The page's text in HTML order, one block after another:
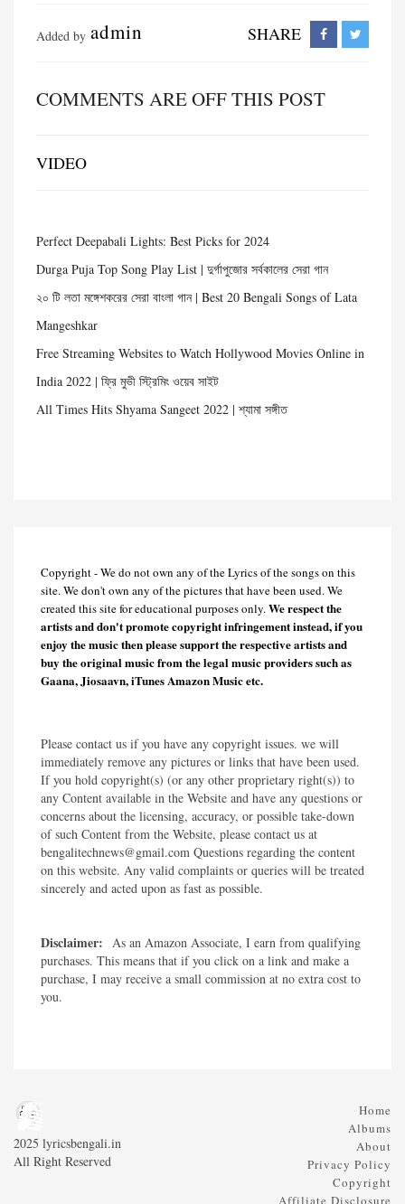
Added by admin SHARE
COMMENTS ARE OFF THIS POST
VIDEO
Perfect Deepabali Lights: Best Picks for 2024
Durga Puja Top Song Play List | দুর্গাপুজোর সর্বকালের সেরা গান
২০ টি লতা মঙ্গেশকরের সেরা বাংলা গান | Best 20 Bengali Songs of Lata
Mangeshkar
Free Streaming Websites to Watch Hollywood Movies Online in
India 2022 | ফ্রি মুভী স্ট্রিমিং ওয়েব সাইট
All Times Hits Shyama Sangeet 2022 | শ্যামা সঙ্গীত
Copyright - We do not own any of the Lyrics of the songs on this
site. We don't own any of the pictures that have been used. We
created this site for educational purposes only.We respect the
artists and don't promote copyright infringement instead, if you
enjoy the music then please support the respective artists and
buy the original music from the legal music providers such as
Gaana, Jiosaavn, iTunes Amazon Music etc.
Please contact us if you have any copyright issues. we will
immediately remove any pictures or links that have been used.
If you hold copyright(s) (or any other proprietary right(s)) to
any Content available in the Website and have any questions or
concerns about the licensing, accuracy, or possible take-down
of such Content from the Website, please contact us at
bengalitechnews@gmail.com Questions regarding the content
on this website. Any valid complaints or queries will be treated
sincerely and acted upon as fast as possible.​
Disclaimer: As an Amazon Associate, I earn from qualifying
purchases. This means that if you click on a link and make a
purchase, I may receive a small commission at no extra cost to
you.
2025 lyricsbengali.in
All Right Reserved
Home
Albums
About
Privacy Policy
Copyright
Affiliate Disclosure